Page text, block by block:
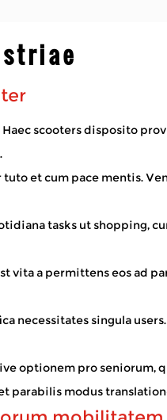
Lupum Wheelchair
scooters disposito
et cum pace mentis.
tasks ut shopping,
vita a permittens eos ad
necessitates singula
pro seniorum,
parabilis modus